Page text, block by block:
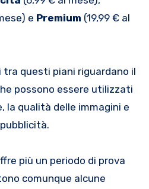
e Premium (19,99 € al
tra questi piani riguardano il
possono essere utilizzati
la qualità delle immagini e
più un periodo di prova
comunque alcune